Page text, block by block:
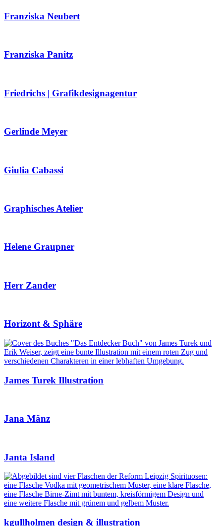
Franziska Neubert
Franziska Panitz
Friedrichs | Grafikdesignagentur
Gerlinde Meyer
Giulia Cabassi
Graphisches Atelier
Helene Graupner
Herr Zander
Horizont & Sphäre
James Turek Illustration
Jana Mänz
Janta Island
kgullholmen design & illustration